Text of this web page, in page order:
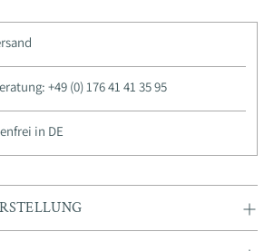
+49 (0) 176 41 41 35 95
in DE